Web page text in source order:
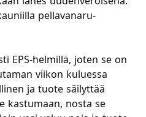
pellavanaru-
EPS-helmillä, joten se on
viikon kuluessa
ja tuote säilyttää
kastumaan, nosta se